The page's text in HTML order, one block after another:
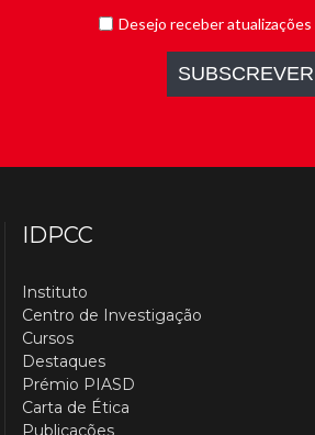
IDPCC
Instituto
Centro de Investigação
Cursos
Destaques
Prémio PIASD
Carta de Ética
Publicações